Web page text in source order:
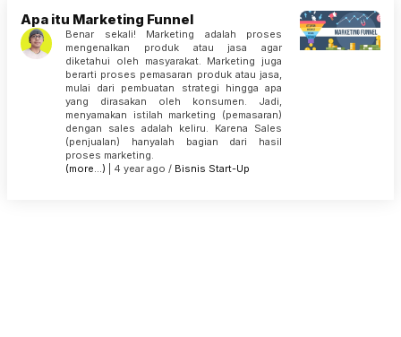
Apa itu Marketing Funnel
Benar sekali! Marketing adalah proses
mengenalkan produk atau jasa agar
diketahui oleh masyarakat. Marketing juga
berarti proses pemasaran produk atau jasa,
mulai dari pembuatan strategi hingga apa
yang dirasakan oleh konsumen. Jadi,
menyamakan istilah marketing (pemasaran)
dengan sales adalah keliru. Karena Sales
(penjualan) hanyalah bagian dari hasil
proses marketing.
(more…) | 4 year ago / Bisnis Start-Up